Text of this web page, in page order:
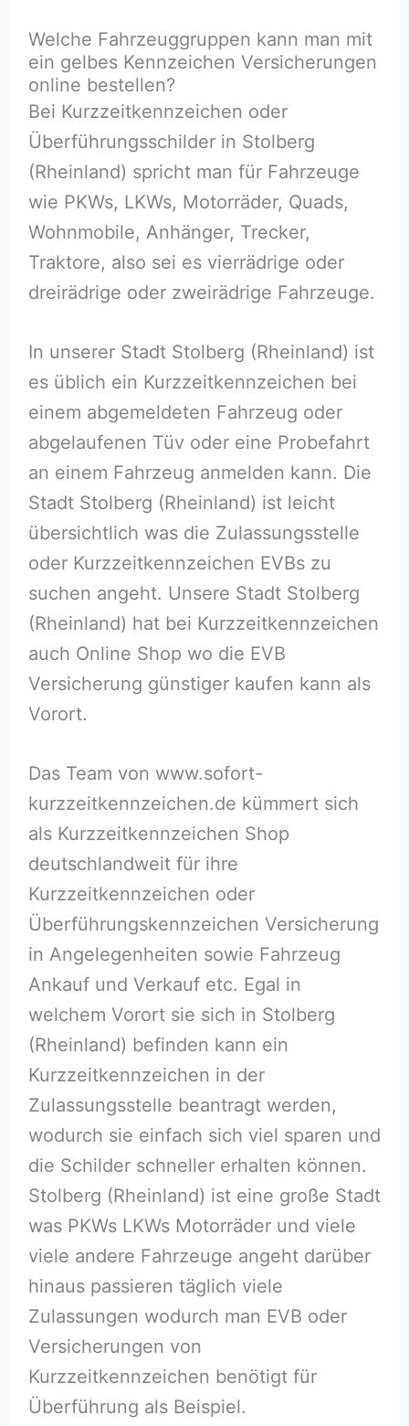
Welche Fahrzeuggruppen kann man mit
ein gelbes Kennzeichen Versicherungen
online bestellen?
Bei Kurzzeitkennzeichen oder
Überführungsschilder in Stolberg
(Rheinland) spricht man für Fahrzeuge
wie PKWs, LKWs, Motorräder, Quads,
Wohnmobile, Anhänger, Trecker,
Traktore, also sei es vierrädrige oder
dreirädrige oder zweirädrige Fahrzeuge.
In unserer Stadt Stolberg (Rheinland) ist
es üblich ein Kurzzeitkennzeichen bei
einem abgemeldeten Fahrzeug oder
abgelaufenen Tüv oder eine Probefahrt
an einem Fahrzeug anmelden kann. Die
Stadt Stolberg (Rheinland) ist leicht
übersichtlich was die Zulassungsstelle
oder Kurzzeitkennzeichen EVBs zu
suchen angeht. Unsere Stadt Stolberg
(Rheinland) hat bei Kurzzeitkennzeichen
auch Online Shop wo die EVB
Versicherung günstiger kaufen kann als
Vorort.
Das Team von www.sofort-
kurzzeitkennzeichen.de kümmert sich
als Kurzzeitkennzeichen Shop
deutschlandweit für ihre
Kurzzeitkennzeichen oder
Überführungskennzeichen Versicherung
in Angelegenheiten sowie Fahrzeug
Ankauf und Verkauf etc. Egal in
welchem Vorort sie sich in Stolberg
(Rheinland) befinden kann ein
Kurzzeitkennzeichen in der
Zulassungsstelle beantragt werden,
wodurch sie einfach sich viel sparen und
die Schilder schneller erhalten können.
Stolberg (Rheinland) ist eine große Stadt
was PKWs LKWs Motorräder und viele
viele andere Fahrzeuge angeht darüber
hinaus passieren täglich viele
Zulassungen wodurch man EVB oder
Versicherungen von
Kurzzeitkennzeichen benötigt für
Überführung als Beispiel.